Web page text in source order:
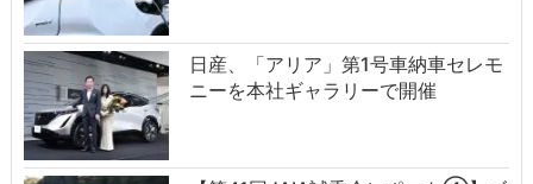
日産、「アリア」第1号車納車セレモ
ニーを本社ギャラリーで開催